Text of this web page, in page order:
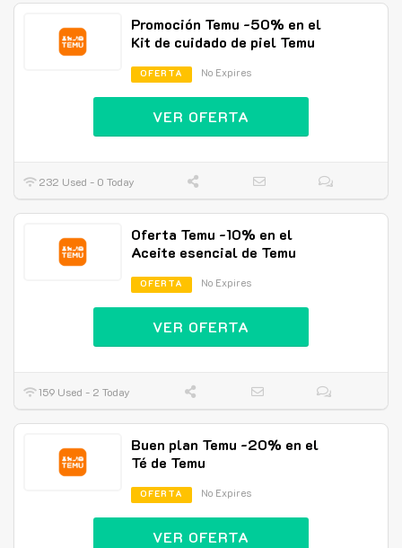
Promoción Temu -50% en el
Kit de cuidado de piel Temu
OFERTA No Expires
VER OFERTA
232 Used - 0 Today
Oferta Temu -10% en el
Aceite esencial de Temu
OFERTA No Expires
VER OFERTA
159 Used - 2 Today
Buen plan Temu -20% en el
Té de Temu
OFERTA No Expires
VER OFERTA